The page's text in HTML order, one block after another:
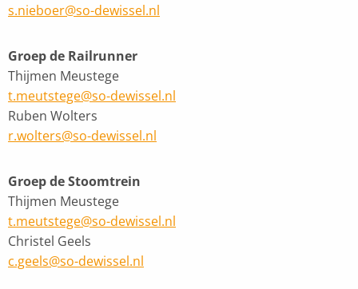
s.nieboer@so-dewissel.nl
Groep de Railrunner
Thijmen Meustege
t.meutstege@so-dewissel.nl
Ruben Wolters
r.wolters@so-dewissel.nl
Groep de Stoomtrein
Thijmen Meustege
t.meutstege@so-dewissel.nl
Christel Geels
c.geels@so-dewissel.nl